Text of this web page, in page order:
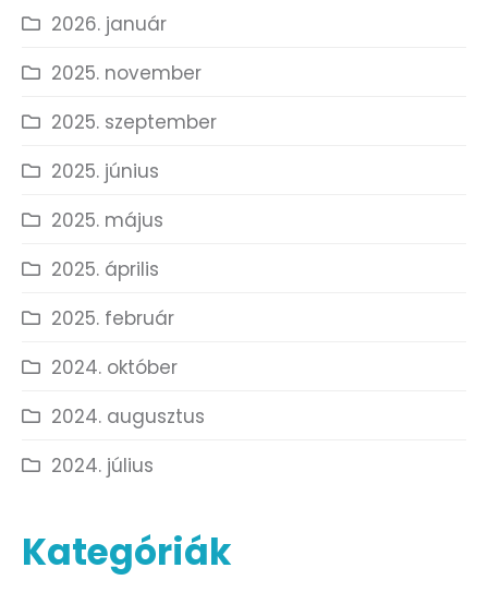
2026. január
2025. november
2025. szeptember
2025. június
2025. május
2025. április
2025. február
2024. október
2024. augusztus
2024. július
Kategóriák